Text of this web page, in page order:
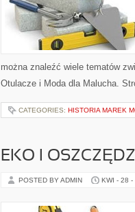
można znaleźć wiele tematów
Otulacze i Moda dla Malucha.
CATEGORIES: HISTORIA MAREK
EKO I
POSTED BY ADMIN KWI - 28 -